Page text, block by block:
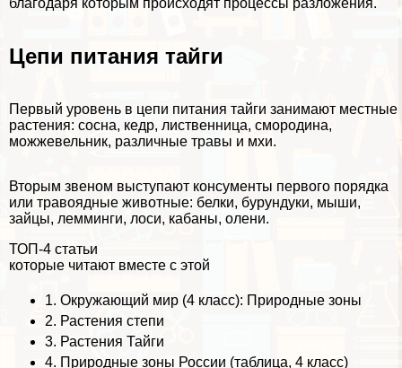
благодаря которым происходят процессы разложения.
Цепи питания тайги
Первый уровень в цепи питания тайги занимают местные
растения: сосна, кедр, лиственница, смородина,
можжевельник, различные травы и мхи.
Вторым звеном выступают консументы первого порядка
или травоядные животные: белки, бурундуки, мыши,
зайцы, лемминги, лоси, кабаны, олени.
ТОП-4 статьи
которые читают вместе с этой
1. Окружающий мир (4 класс): Природные зоны
2. Растения степи
3. Растения Тайги
4. Природные зоны России (таблица, 4 класс)